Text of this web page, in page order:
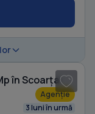
în Scoarța
Agenție
3 luni în urmă